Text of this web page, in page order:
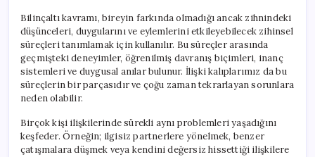
Bilinçaltı kavramı, bireyin farkında olmadığı ancak zihnindeki
düşünceleri, duygularını ve eylemlerini etkileyebilecek zihinsel
süreçleri tanımlamak için kullanılır. Bu süreçler arasında
geçmişteki deneyimler, öğrenilmiş davranış biçimleri, inanç
sistemleri ve duygusal anılar bulunur. İlişki kalıplarımız da bu
süreçlerin bir parçasıdır ve çoğu zaman tekrarlayan sorunlara
neden olabilir.
Birçok kişi ilişkilerinde sürekli aynı problemleri yaşadığını
keşfeder. Örneğin; ilgisiz partnerlere yönelmek, benzer
çatışmalara düşmek veya kendini değersiz hissettiği ilişkilere